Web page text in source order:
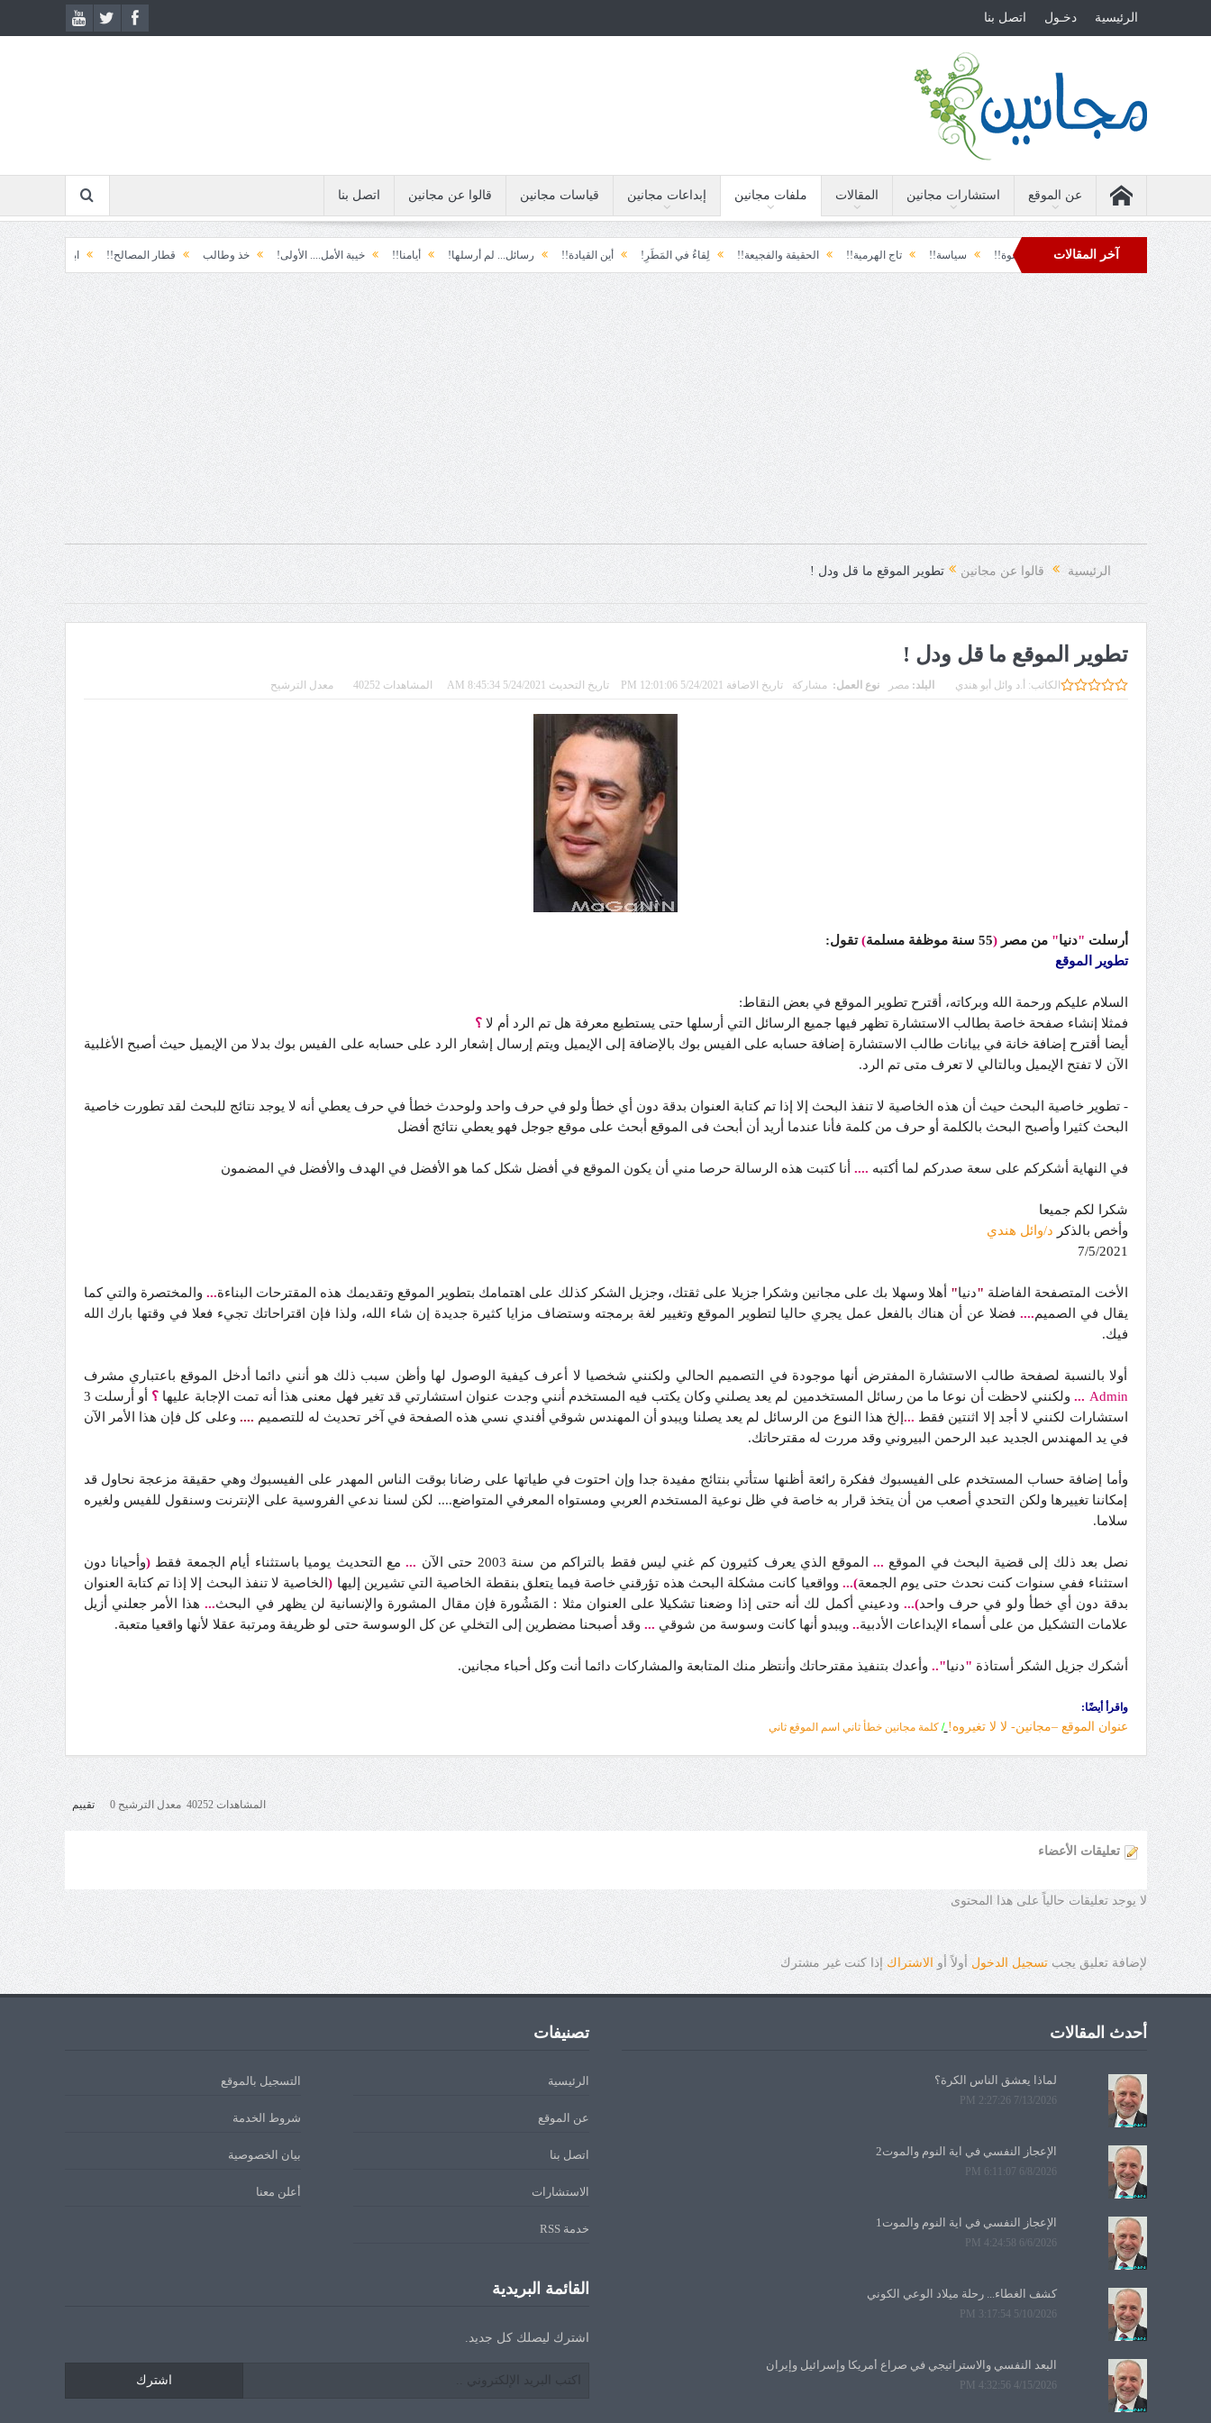
الرئيسية دخـول اتصل بنا
عن الموقع استشارات مجانين المقالات ملفات مجانين إبداعات مجانين قياسات مجانين قالوا عن مجانين اتصل بنا
آخر المقالات والسياسة!! لحظة نشوة!! سياسة!! تاج الهرمية!! الحقيقة والفجيعة!! لِقاءُ في المَطَرِ! أين القيادة!! رسائل... لم أرسلها! أيامنا!! خيبة الأمل.... الأولى! خذ وطالب قطار المصالح!! ابتسامة الطوارئ!
دول تل الرمل!! فوبيا الفرح المفاجئ!
الرئيسية قالوا عن مجانين تطوير الموقع ما قل ودل !
تطوير الموقع ما قل ودل !
الكاتب: أ.د وائل أبو هندي البلد: مصر نوع العمل:مشاركة تاريخ الاضافة 5/24/2021 12:01:06 PM تاريخ التحديث 5/24/2021 8:45:34 AM المشاهدات 40252 معدل الترشيح
أرسلت "دنيا" من مصر(55 سنة موظفة مسلمة )تقول:
تطوير الموقع
السلام عليكم ورحمة الله وبركاته، أقترح تطوير الموقع في بعض النقاط:
فمثلا إنشاء صفحة خاصة بطالب الاستشارة تظهر فيها جميع الرسائل التي أرسلها حتى يستطيع معرفة هل تم الرد أم لا؟
أيضا أقترح إضافة خانة في بيانات طالب الاستشارة إضافة حسابه على الفيس بوك بالإضافة إلى الإيميل ويتم إرسال إشعار الرد على حسابه على الفيس بوك بدلا من الإيميل حيث أصبح الأغلبية
الآن لا تفتح الإيميل وبالتالي لا تعرف متى تم الرد.
- تطوير خاصية البحث حيث أن هذه الخاصية لا تنفذ البحث إلا إذا تم كتابة العنوان بدقة دون أي خطأ ولو في حرف واحد ولوحدث خطأ في حرف يعطي أنه لا يوجد نتائج للبحث لقد تطورت خاصية
البحث كثيرا وأصبح البحث بالكلمة أو حرف من كلمة فأنا عندما أريد أن أبحث فى الموقع أبحث على موقع جوجل فهو يعطي نتائج أفضل
في النهاية أشكركم على سعة صدركم لما أكتبه .... أنا كتبت هذه الرسالة حرصا مني أن يكون الموقع في أفضل شكل كما هو الأفضل في الهدف والأفضل في المضمون
شكرا لكم جميعا
وأخص بالذكر د/وائل هندي
7/5/2021
الأخت المتصفحة الفاضلة "دنيا" أهلا وسهلا بك على مجانين وشكرا جزيلا على ثقتك، وجزيل الشكر كذلك على اهتمامك بتطوير الموقع وتقديمك هذه المقترحات البناءة...والمختصرة والتي كما
يقال في الصميم.... فضلا عن أن هناك بالفعل عمل يجري حاليا لتطوير الموقع وتغيير لغة برمجته وستضاف مزايا كثيرة جديدة إن شاء الله، ولذا فإن اقتراحاتك تجيء فعلا في وقتها بارك الله
فيك.
أولا بالنسبة لصفحة طالب الاستشارة المفترض أنها موجودة في التصميم الحالي ولكنني شخصيا لا أعرف كيفية الوصول لها وأظن سبب ذلك هو أنني دائما أدخل الموقع باعتباري مشرف
Admin
...ولكنني لاحظت أن نوعا ما من رسائل المستخدمين لم يعد يصلني وكان يكتب فيه المستخدم أنني وجدت عنوان استشارتي قد تغير فهل معنى هذا أنه تمت الإجابة عليها ؟
أو أرسلت 3
استشارات لكنني لا أجد إلا اثنتين فقط ...إلخ هذا النوع من الرسائل لم يعد يصلنا ويبدو أن المهندس شوقي أفندي نسي هذه الصفحة في آخر تحديث له للتصميم .... وعلى كل فإن هذا الأمر الآن
في يد المهندس الجديد عبد الرحمن البيروني وقد مررت له مقترحاتك.
وأما إضافة حساب المستخدم على الفيسبوك ففكرة رائعة أظنها ستأتي بنتائج مفيدة جدا وإن احتوت في طياتها على رضانا بوقت الناس المهدر على الفيسبوك وهي حقيقة مزعجة نحاول قد
إمكاننا تغييرها ولكن التحدي أصعب من أن يتخذ قرار به خاصة في ظل نوعية المستخدم العربي ومستواه المعرفي المتواضع.... لكن لسنا ندعي الفروسية على الإنترنت وسنقول للفيس ولغيره
سلاما.
نصل بعد ذلك إلى قضية البحث في الموقع ... الموقع الذي يعرف كثيرون كم غني ليس فقط بالتراكم من سنة 2003 حتى الآن ...مع التحديث يوميا باستثناء أيام الجمعة فقط(وأحيانا دون
استثناء ففي سنوات كنت نحدث حتى يوم الجمعة)... وواقعيا كانت مشكلة البحث هذه تؤرقني خاصة فيما يتعلق بنقطة الخاصية التي تشيرين إليها (الخاصية لا تنفذ البحث إلا إذا تم كتابة العنوان
بدقة دون أي خطأ ولو في حرف واحد)... ودعيني أكمل لك أنه حتى إذا وضعنا تشكيلا على العنوان مثلا : المَشُورة فإن مقال المشورة والإنسانية لن يظهر في البحث... هذا الأمر جعلني أزيل
علامات التشكيل من على أسماء الإبداعات الأدبية.. ويبدو أنها كانت وسوسة من شوقي ... وقد أصبحنا مضطرين إلى التخلي عن كل الوسوسة حتى لو ظريفة ومرتبة عقلا لأنها واقعيا متعبة.
أشكرك جزيل الشكر أستاذة "دنيا".. وأعدك بتنفيذ مقترحاتك وأنتظر منك المتابعة والمشاركات دائما أنت وكل أحباء مجانين.
واقرأ أيضًا:
عنوان الموقع –مجانين- لا لا تغيروه! / كلمة مجانين خطأ ثاني اسم الموقع ثاني
المشاهدات 40252 معدل الترشيح 0 تقييم
تعليقات الأعضاء
لا يوجد تعليقات حالياً على هذا المحتوى
لإضافة تعليق يجبتسجيل الدخول أولاً أو الاشتراك إذا كنت غير مشترك
أحدث المقالات
لماذا يعشق الناس الكرة؟
7/13/2026 2:27:26 PM
الإعجاز النفسي في آية النوم والموت2
6/8/2026 6:11:07 PM
الإعجاز النفسي في آية النوم والموت1
6/6/2026 4:24:58 PM
كشف الغطاء... رحلة ميلاد الوعي الكوني
5/10/2026 3:17:54 PM
البعد النفسي والاستراتيجي في صراع أمريكا وإسرائيل وإيران
4/15/2026 4:32:56 PM
تصنيفات
الرئيسية التسجيل بالموقع
عن الموقع شروط الخدمة
اتصل بنا بيان الخصوصية
الاستشارات أعلن معنا
خدمة RSS
القائمة البريدية
اشترك ليصلك كل جديد.
اشترك